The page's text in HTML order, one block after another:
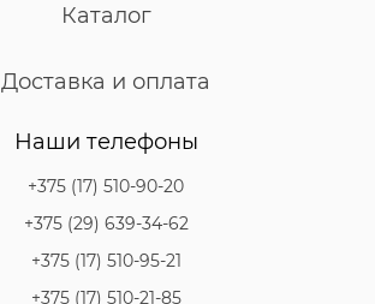
Каталог
Доставка и оплата
Наши телефоны
+375 (17) 510-90-20
+375 (29) 639-34-62
+375 (17) 510-95-21
+375 (17) 510-21-85